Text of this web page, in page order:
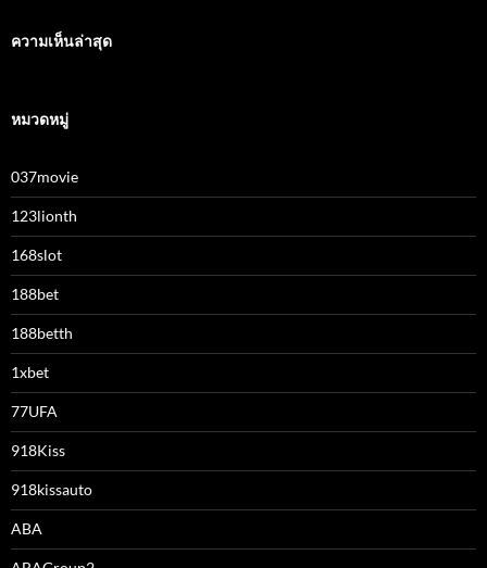
ความเห็นล่าสุด
หมวดหมู่
037movie
123lionth
168slot
188bet
188betth
1xbet
77UFA
918Kiss
918kissauto
ABA